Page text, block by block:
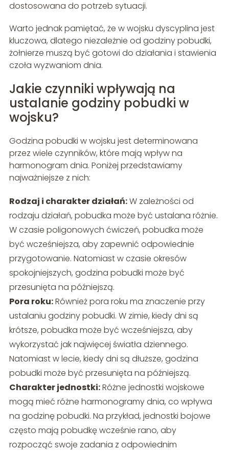
dostosowana do potrzeb sytuacji.
Warto jednak pamiętać, że w wojsku dyscyplina jest
kluczowa, dlatego niezależnie od godziny pobudki,
żołnierze muszą być gotowi do działania i stawienia
czoła wyzwaniom dnia.
Jakie czynniki wpływają na
ustalanie godziny pobudki w
wojsku?
Godzina pobudki w wojsku jest determinowana
przez wiele czynników, które mają wpływ na
harmonogram dnia. Poniżej przedstawiamy
najważniejsze z nich:
Rodzaj i charakter działań:W zależności od
rodzaju działań, pobudka może być ustalana różnie.
W czasie poligonowych ćwiczeń, pobudka może
być wcześniejsza, aby zapewnić odpowiednie
przygotowanie. Natomiast w czasie okresów
spokojniejszych, godzina pobudki może być
przesunięta na późniejszą.
Pora roku:Również pora roku ma znaczenie przy
ustalaniu godziny pobudki. W zimie, kiedy dni są
krótsze, pobudka może być wcześniejsza, aby
wykorzystać jak najwięcej światła dziennego.
Natomiast w lecie, kiedy dni są dłuższe, godzina
pobudki może być przesunięta na późniejszą.
Charakter jednostki:Różne jednostki wojskowe
mogą mieć różne harmonogramy dnia, co wpływa
na godzinę pobudki. Na przykład, jednostki bojowe
często mają pobudkę wcześnie rano, aby
rozpocząć swoje zadania z odpowiednim